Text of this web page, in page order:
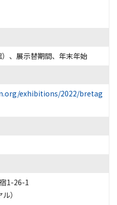
、展示替期間、年末年始
exhibitions/2022/bretag
1-26-1
）